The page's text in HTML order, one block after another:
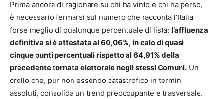
Prima ancora di ragionare su chi ha vinto e chi ha perso,
è necessario fermarsi sul numero che racconta l’Italia
forse meglio di qualunque percentuale di lista: l’affluenza
definitiva si è attestata al 60,06%, in calo di quasi
cinque punti percentuali rispetto al 64,91% della
precedente tornata elettorale negli stessi Comuni. Un
crollo che, pur non essendo catastrofico in termini
assoluti, consolida un trend preoccupante e trasversale.